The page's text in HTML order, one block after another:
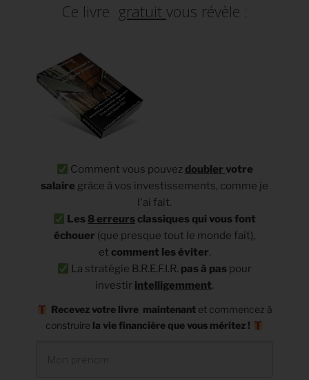
Ce livre gratuit vous révèle :
Comment vous pouvez doubler votre
salaire grâce à vos investissements, comme je
l'ai fait.
Les 8 erreurs classiques qui vous font
échouer (que presque tout le monde fait),
et comment les éviter.
La stratégie B.R.E.F.I.R. pas à pas pour
investir intelligemment.
Recevez votre livre maintenant et commencez à
construire la vie financière que vous méritez !